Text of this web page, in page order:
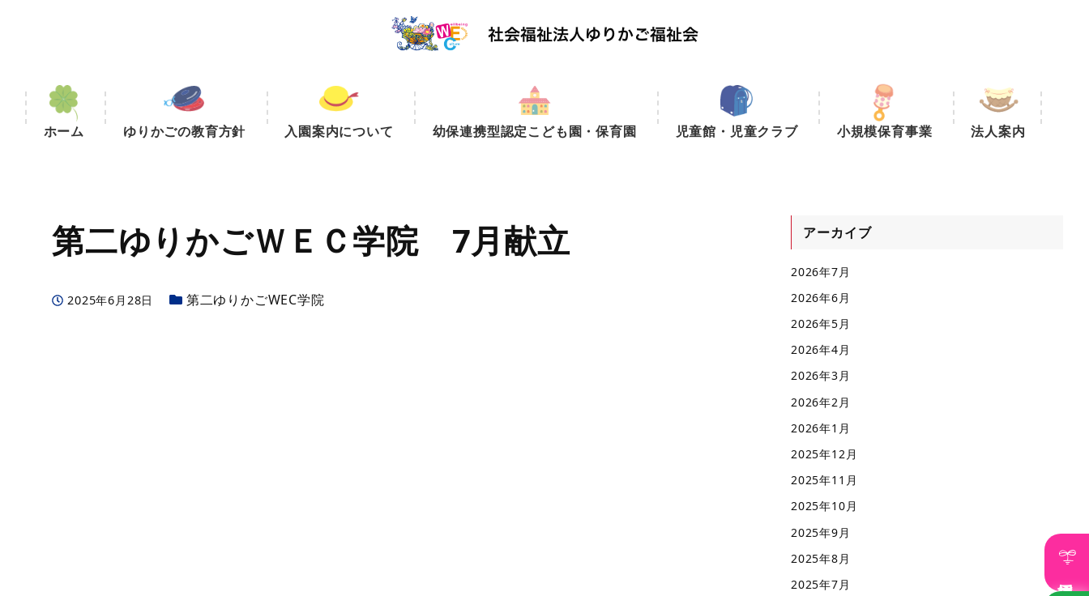
ホーム ゆりかごの教育方針 入園案内について 幼保連携型認定こども園・保育園 児童館・児童クラブ 小規模保育事業 法人案内
第二ゆりかごＷＥＣ学院 7月献立
投稿日
2025年6月28日 カテゴリー
第二ゆりかごWEC学院
アーカイブ
2026年7月
2026年6月
2026年5月
2026年4月
2026年3月
2026年2月
2026年1月
2025年12月
2025年11月
2025年10月
2025年9月
2025年8月
2025年7月